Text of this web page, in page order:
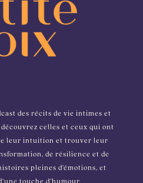
des récits de vie intimes et
celles et ceux qui ont
leur intuition et trouver leur
de résilience et de
pleines d’émotions, et